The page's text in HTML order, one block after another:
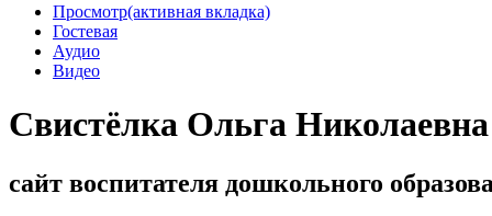
Просмотр(активная вкладка)
Гостевая
Аудио
Видео
Свистёлка Ольга Николаевна
сайт воспитателя дошкольного